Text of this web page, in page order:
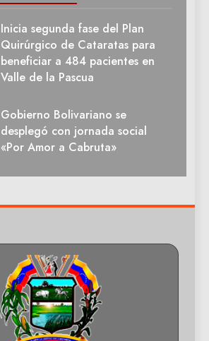
Inicia segunda fase del Plan
Quirúrgico de Cataratas para
beneficiar a 484 pacientes en
Valle de la Pascua
Gobierno Bolivariano se
desplegó con jornada social
«Por Amor a Cabruta»